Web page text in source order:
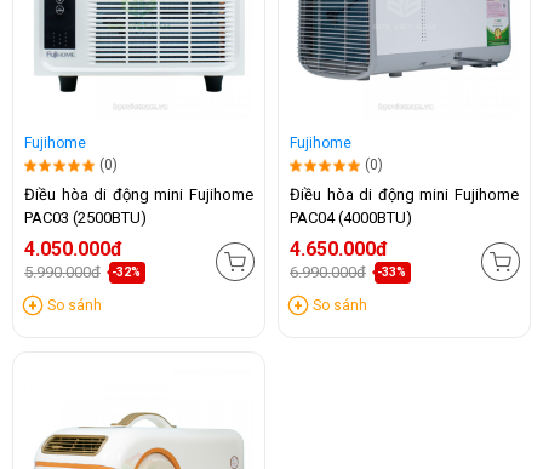
Fujihome
(0)
Điều hòa di động mini Fujihome
PAC03 (2500BTU)
4.050.000đ
5.990.000đ -32%
So sánh
Fujihome
(0)
Điều hòa di động mini Fujihome
PAC04 (4000BTU)
4.650.000đ
6.990.000đ -33%
So sánh